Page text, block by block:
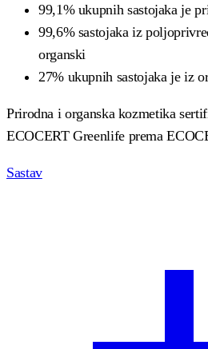
99,1% ukupnih sastojaka je
99,6% sastojaka iz
organski
27% ukupnih sastojaka je iz
Prirodna i organska kozmetika
ECOCERT Greenlife prema
Sastav